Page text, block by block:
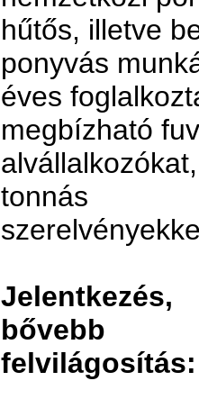
hűtős, illetve
ponyvás
éves
megbízható
tonnás
Jelentkezés,
bővebb
felvilágosítás: